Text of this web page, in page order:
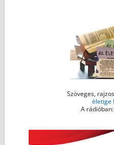
Szöveges,
életige
A rádióban: